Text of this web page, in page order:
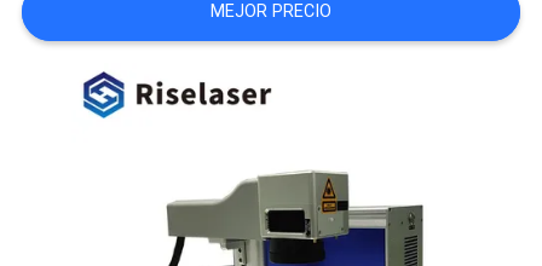
РУССКИЙ
САЙТ
MEJOR PRECIO